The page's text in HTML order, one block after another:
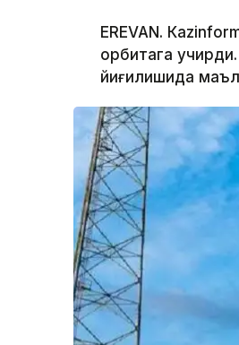
ЕREVAN.
орбитага
йиғилишида